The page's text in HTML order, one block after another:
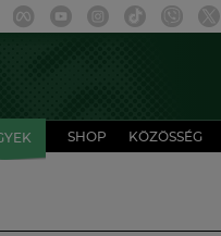
SHOP KÖZÖSSÉG